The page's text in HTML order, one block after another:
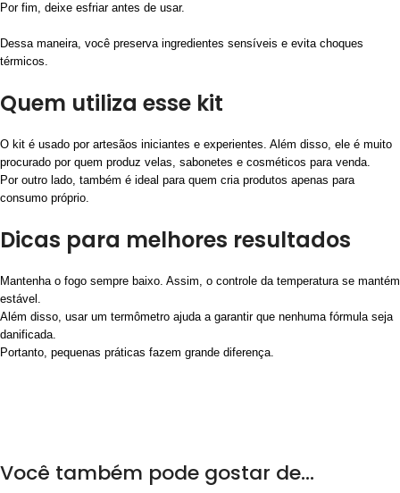
Por fim, deixe esfriar antes de usar.
Dessa maneira, você preserva ingredientes sensíveis e evita choques
térmicos.
Quem utiliza esse kit
O kit é usado por artesãos iniciantes e experientes. Além disso, ele é muito
procurado por quem produz velas, sabonetes e cosméticos para venda.
Por outro lado, também é ideal para quem cria produtos apenas para
consumo próprio.
Dicas para melhores resultados
Mantenha o fogo sempre baixo. Assim, o controle da temperatura se mantém
estável.
Além disso, usar um termômetro ajuda a garantir que nenhuma fórmula seja
danificada.
Portanto, pequenas práticas fazem grande diferença.
Você também pode gostar de…